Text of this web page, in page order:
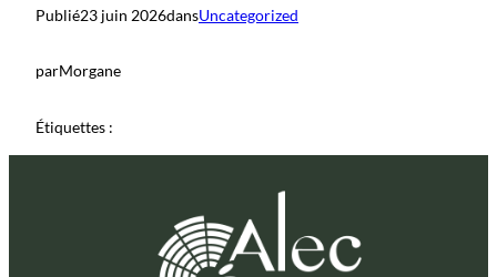
Publié23 juin 2026dansUncategorized
parMorgane
Étiquettes :